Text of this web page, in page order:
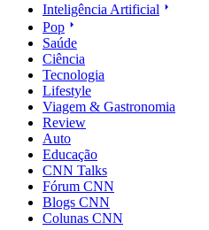
Inteligência Artificial
Pop
Saúde
Ciência
Tecnologia
Lifestyle
Viagem & Gastronomia
Review
Auto
Educação
CNN Talks
Fórum CNN
Blogs CNN
Colunas CNN